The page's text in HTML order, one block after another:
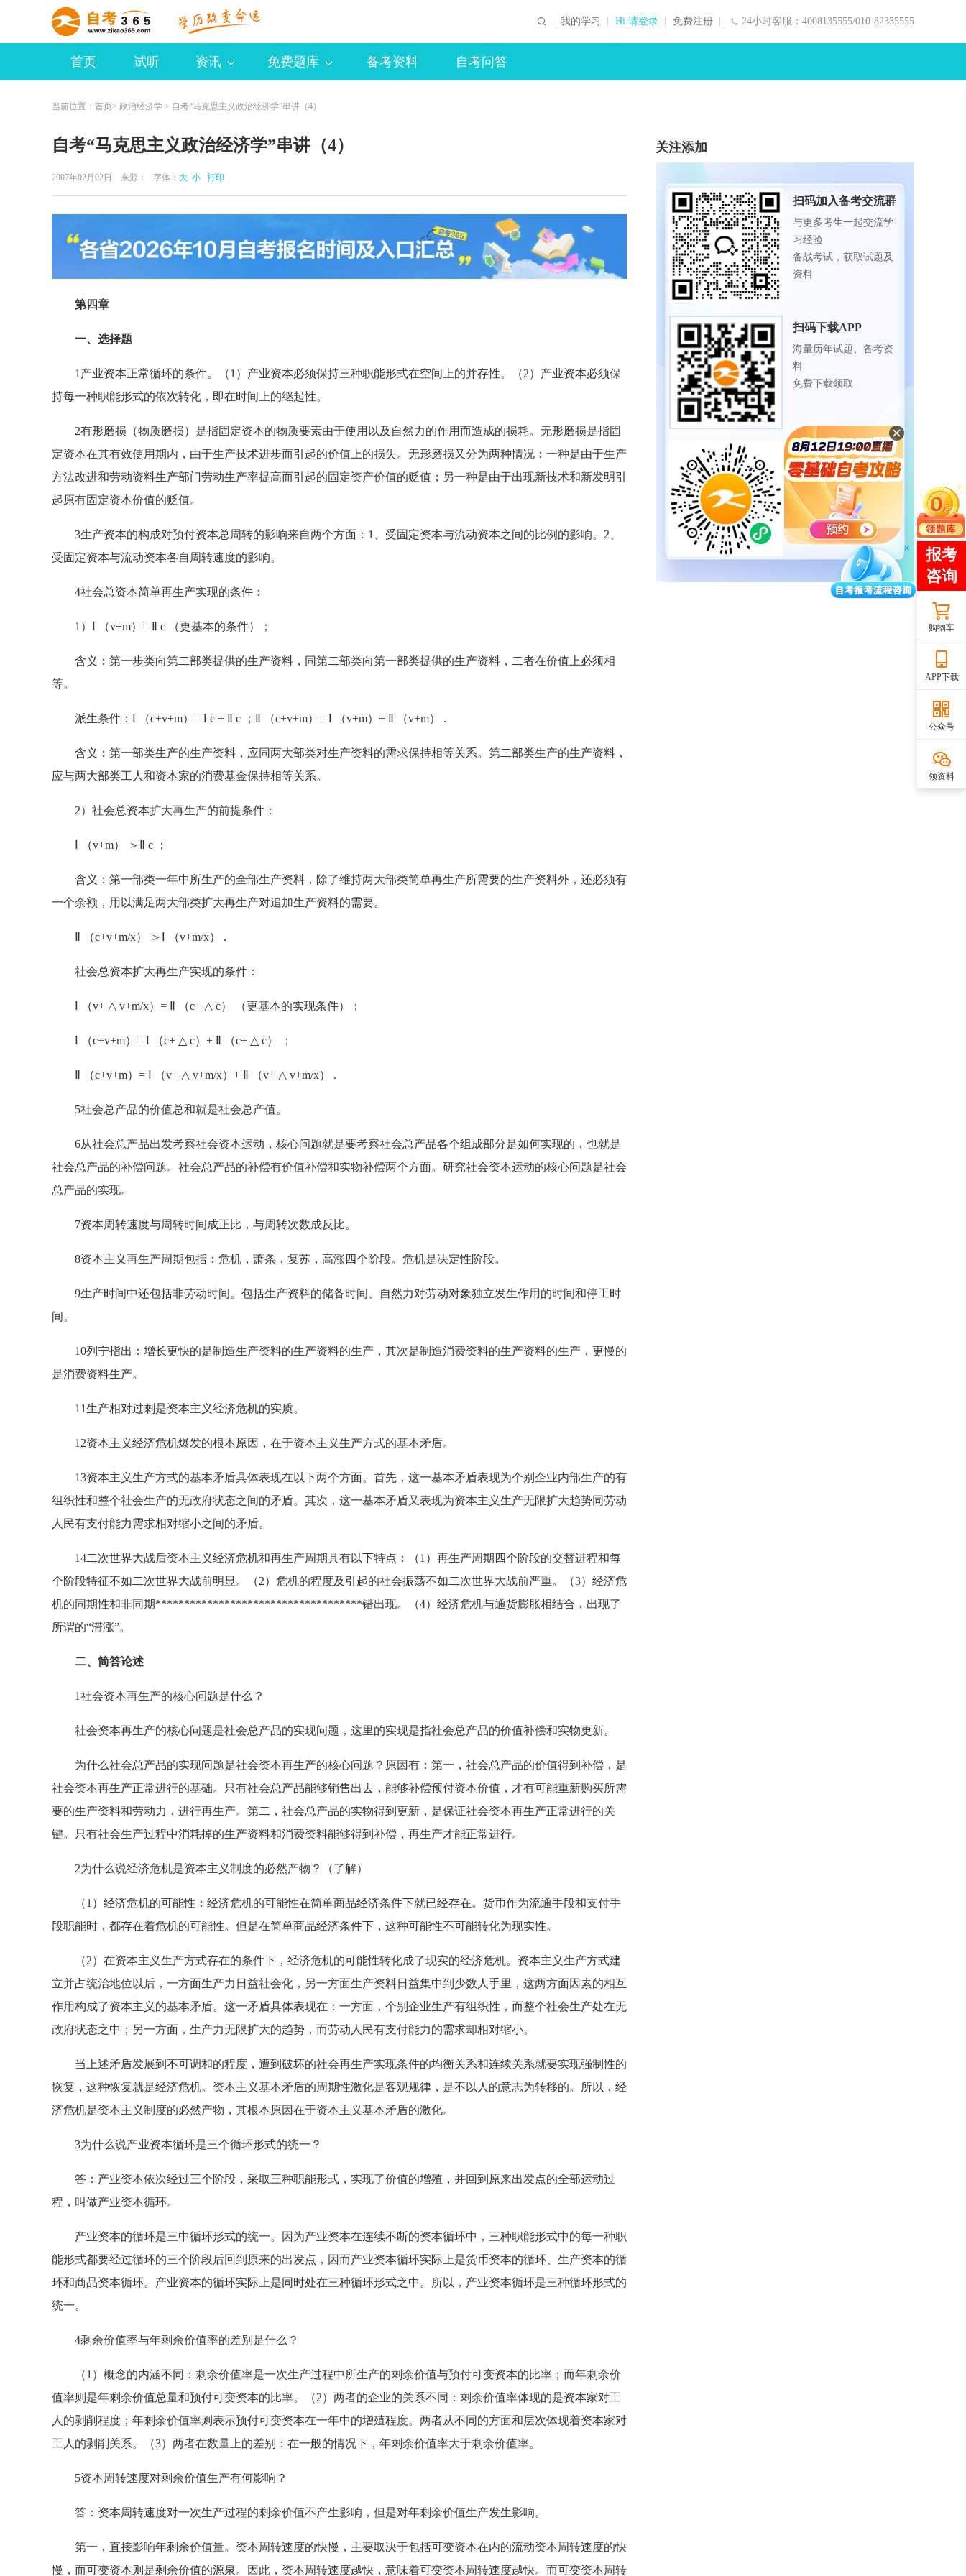
24小时客服：4008135555/010-82335555
我的学习 Hi 请登录 免费注册
首页 试听 资讯 免费题库 备考资料 自考问答
当前位置： 首页> 政治经济学 > 自考“马克思主义政治经济学”串讲（4）
自考“马克思主义政治经济学”串讲（4）
2007年02月02日 来源： 字体： 大 小 打印
第四章
一、选择题
1产业资本正常循环的条件。（1）产业资本必须保持三种职能形式在空间上的并存性。（2）产业资本必须保
持每一种职能形式的依次转化，即在时间上的继起性。
2有形磨损（物质磨损）是指固定资本的物质要素由于使用以及自然力的作用而造成的损耗。无形磨损是指固
定资本在其有效使用期内，由于生产技术进步而引起的价值上的损失。无形磨损又分为两种情况：一种是由于生产
方法改进和劳动资料生产部门劳动生产率提高而引起的固定资产价值的贬值；另一种是由于出现新技术和新发明引
起原有固定资本价值的贬值。
3生产资本的构成对预付资本总周转的影响来自两个方面：1、受固定资本与流动资本之间的比例的影响。2、
受固定资本与流动资本各自周转速度的影响。
4社会总资本简单再生产实现的条件：
1）Ⅰ （v+m）= Ⅱ c （更基本的条件）；
含义：第一步类向第二部类提供的生产资料，同第二部类向第一部类提供的生产资料，二者在价值上必须相
等。
派生条件：Ⅰ （c+v+m）= Ⅰ c + Ⅱ c ；Ⅱ （c+v+m）= Ⅰ （v+m）+ Ⅱ （v+m） .
含义：第一部类生产的生产资料，应同两大部类对生产资料的需求保持相等关系。第二部类生产的生产资料，
应与两大部类工人和资本家的消费基金保持相等关系。
2）社会总资本扩大再生产的前提条件：
Ⅰ （v+m） ＞Ⅱ c ；
含义：第一部类一年中所生产的全部生产资料，除了维持两大部类简单再生产所需要的生产资料外，还必须有
一个余额，用以满足两大部类扩大再生产对追加生产资料的需要。
Ⅱ （c+v+m/x） ＞Ⅰ （v+m/x） .
社会总资本扩大再生产实现的条件：
Ⅰ （v+ △ v+m/x）= Ⅱ （c+ △ c） （更基本的实现条件）；
Ⅰ （c+v+m）= Ⅰ （c+ △ c）+ Ⅱ （c+ △ c） ；
Ⅱ （c+v+m）= Ⅰ （v+ △ v+m/x）+ Ⅱ （v+ △ v+m/x） .
5社会总产品的价值总和就是社会总产值。
6从社会总产品出发考察社会资本运动，核心问题就是要考察社会总产品各个组成部分是如何实现的，也就是
社会总产品的补偿问题。社会总产品的补偿有价值补偿和实物补偿两个方面。研究社会资本运动的核心问题是社会
总产品的实现。
7资本周转速度与周转时间成正比，与周转次数成反比。
8资本主义再生产周期包括：危机，萧条，复苏，高涨四个阶段。危机是决定性阶段。
9生产时间中还包括非劳动时间。包括生产资料的储备时间、自然力对劳动对象独立发生作用的时间和停工时
间。
10列宁指出：增长更快的是制造生产资料的生产资料的生产，其次是制造消费资料的生产资料的生产，更慢的
是消费资料生产。
11生产相对过剩是资本主义经济危机的实质。
12资本主义经济危机爆发的根本原因，在于资本主义生产方式的基本矛盾。
13资本主义生产方式的基本矛盾具体表现在以下两个方面。首先，这一基本矛盾表现为个别企业内部生产的有
组织性和整个社会生产的无政府状态之间的矛盾。其次，这一基本矛盾又表现为资本主义生产无限扩大趋势同劳动
人民有支付能力需求相对缩小之间的矛盾。
14二次世界大战后资本主义经济危机和再生产周期具有以下特点：（1）再生产周期四个阶段的交替进程和每
个阶段特征不如二次世界大战前明显。（2）危机的程度及引起的社会振荡不如二次世界大战前严重。（3）经济危
机的同期性和非同期************************************错出现。（4）经济危机与通货膨胀相结合，出现了
所谓的“滞涨”。
二、简答论述
1社会资本再生产的核心问题是什么？
社会资本再生产的核心问题是社会总产品的实现问题，这里的实现是指社会总产品的价值补偿和实物更新。
为什么社会总产品的实现问题是社会资本再生产的核心问题？原因有：第一，社会总产品的价值得到补偿，是
社会资本再生产正常进行的基础。只有社会总产品能够销售出去，能够补偿预付资本价值，才有可能重新购买所需
要的生产资料和劳动力，进行再生产。第二，社会总产品的实物得到更新，是保证社会资本再生产正常进行的关
键。只有社会生产过程中消耗掉的生产资料和消费资料能够得到补偿，再生产才能正常进行。
2为什么说经济危机是资本主义制度的必然产物？（了解）
（1）经济危机的可能性：经济危机的可能性在简单商品经济条件下就已经存在。货币作为流通手段和支付手
段职能时，都存在着危机的可能性。但是在简单商品经济条件下，这种可能性不可能转化为现实性。
（2）在资本主义生产方式存在的条件下，经济危机的可能性转化成了现实的经济危机。资本主义生产方式建
立并占统治地位以后，一方面生产力日益社会化，另一方面生产资料日益集中到少数人手里，这两方面因素的相互
作用构成了资本主义的基本矛盾。这一矛盾具体表现在：一方面，个别企业生产有组织性，而整个社会生产处在无
政府状态之中；另一方面，生产力无限扩大的趋势，而劳动人民有支付能力的需求却相对缩小。
当上述矛盾发展到不可调和的程度，遭到破坏的社会再生产实现条件的均衡关系和连续关系就要实现强制性的
恢复，这种恢复就是经济危机。资本主义基本矛盾的周期性激化是客观规律，是不以人的意志为转移的。所以，经
济危机是资本主义制度的必然产物，其根本原因在于资本主义基本矛盾的激化。
3为什么说产业资本循环是三个循环形式的统一？
答：产业资本依次经过三个阶段，采取三种职能形式，实现了价值的增殖，并回到原来出发点的全部运动过
程，叫做产业资本循环。
产业资本的循环是三中循环形式的统一。因为产业资本在连续不断的资本循环中，三种职能形式中的每一种职
能形式都要经过循环的三个阶段后回到原来的出发点，因而产业资本循环实际上是货币资本的循环、生产资本的循
环和商品资本循环。产业资本的循环实际上是同时处在三种循环形式之中。所以，产业资本循环是三种循环形式的
统一。
4剩余价值率与年剩余价值率的差别是什么？
（1）概念的内涵不同：剩余价值率是一次生产过程中所生产的剩余价值与预付可变资本的比率；而年剩余价
值率则是年剩余价值总量和预付可变资本的比率。（2）两者的企业的关系不同：剩余价值率体现的是资本家对工
人的剥削程度；年剩余价值率则表示预付可变资本在一年中的增殖程度。两者从不同的方面和层次体现着资本家对
工人的剥削关系。（3）两者在数量上的差别：在一般的情况下，年剩余价值率大于剩余价值率。
5资本周转速度对剩余价值生产有何影响？
答：资本周转速度对一次生产过程的剩余价值不产生影响，但是对年剩余价值生产发生影响。
第一，直接影响年剩余价值量。资本周转速度的快慢，主要取决于包括可变资本在内的流动资本周转速度的快
慢，而可变资本则是剩余价值的源泉。因此，资本周转速度越快，意味着可变资本周转速度越快。而可变资本周转
关注添加
扫码加入备考交流群
与更多考生一起交流学
习经验
备战考试，获取试题及
资料
扫码下载APP
海量历年试题、备考资
料
免费下载领取
扫码进入微信小程序
每日练题巩固、考前模
拟实战
免费体验自考365海量试
题
购物车
APP下载
公众号
领资料